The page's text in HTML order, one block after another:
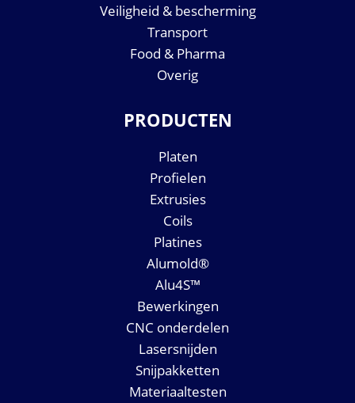
Veiligheid & bescherming
Transport
Food & Pharma
Overig
PRODUCTEN
Platen
Profielen
Extrusies
Coils
Platines
Alumold®
Alu4S™
Bewerkingen
CNC onderdelen
Lasersnijden
Snijpakketten
Materiaaltesten